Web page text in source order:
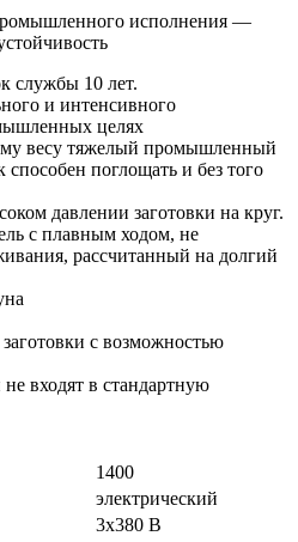
исполнения —
службы 10 лет.
и интенсивного
целях
весу тяжелый промышленный
поглощать и без того
давлении заготовки на круг.
с плавным ходом, не
рассчитанный на долгий
с возможностью
входят в стандартную
1400
электрический
3х380 В